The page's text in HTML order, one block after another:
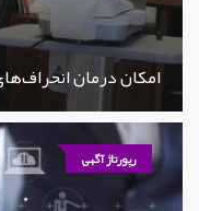
امکان درمان
رپورتاژ آگهی